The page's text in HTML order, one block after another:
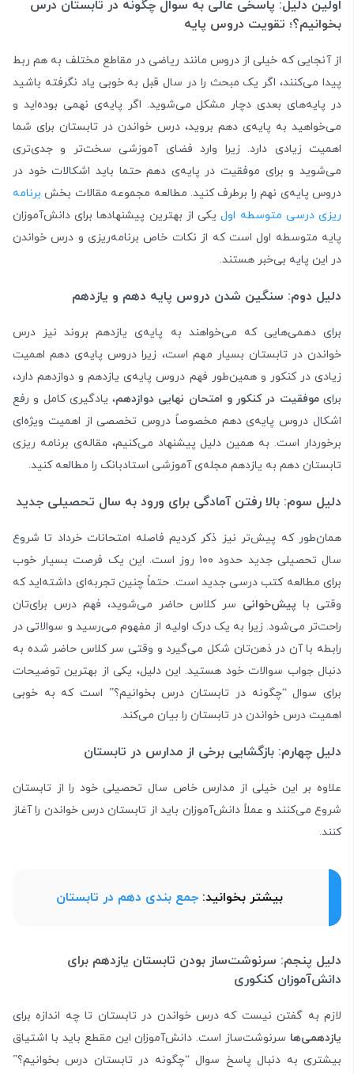
اولین دلیل: پاسخی عالی به سوال چگونه در تابستان درس
بخوانیم؟؛ تقویت دروس پایه
از آنجایی که خیلی از دروس مانند ریاضی در مقاطع مختلف به هم ربط
پیدا می‌کنند، اگر یک مبحث را در سال قبل به خوبی یاد نگرفته باشید
در پایه‌های بعدی دچار مشکل می‌شوید. اگر پایه‌ی نهمی بوده‌اید و
می‌خواهید به پایه‌ی دهم بروید، درس خواندن در تابستان برای شما
اهمیت زیادی دارد. زیرا وارد فضای آموزشی سخت‌تر و جدی‌تری
می‌شوید و برای موفقیت در پایه‌ی دهم حتما باید اشکالات خود در
دروس پایه‌ی نهم را برطرف کنید. مطالعه مجموعه مقالات بخش برنامه‌
ریزی درسی متوسطه اولیکی از بهترین پیشنهادها برای دانش‌آموزان
پایه متوسطه اول است که از نکات خاص برنامه‌ریزی و درس خواندن
در این پایه بی‌خبر هستند.
دلیل دوم: سنگین شدن دروس پایه دهم و یازدهم
برای دهمی‌هایی که می‌خواهند به پایه‌ی یازدهم بروند نیز درس
خواندن در تابستان بسیار مهم است، زیرا دروس پایه‌ی دهم اهمیت
زیادی در کنکور و همین‌طور فهم دروس پایه‌ی یازدهم و دوازدهم دارد،
برایموفقیت در کنکور و امتحان نهایی دوازدهم، یادگیری کامل و رفع
اشکال دروس پایه‌ی دهم مخصوصاً دروس تخصصی از اهمیت ویژه‌ای
برخوردار است. به همین دلیل پیشنهاد می‌کنیم، مقاله‌ی برنامه ریزی
تابستان دهم به یازدهم مجله‌ی آموزشی استادبانک را مطالعه کنید.
دلیل سوم: بالا رفتن آمادگی برای ورود به سال تحصیلی جدید
همان‌طور که پیش‌تر نیز ذکر کردیم فاصله امتحانات خرداد تا شروع
سال تحصیلی جدید حدود ۱۰۰ روز است. این یک فرصت بسیار خوب
برای مطالعه کتب درسی جدید است. حتماً چنین تجربه‌ای داشته‌اید که
وقتی با پیش‌خوانی سر کلاس حاضر می‌شوید، فهم درس برای‌تان
راحت‌تر می‌شود. زیرا به یک درک اولیه از مفهوم می‌رسید و سوالاتی در
رابطه با آن در ذهن‌تان شکل می‌گیرد و وقتی سر کلاس حاضر شده به
دنبال جواب سوالات خود هستید. این دلیل، یکی از بهترین توضیحات
برای سوال “چگونه در تابستان درس بخوانیم؟” است که به خوبی
اهمیت درس خواندن در تابستان را بیان می‌کند.
دلیل چهارم: بازگشایی برخی از مدارس در تابستان
علاوه بر این خیلی از مدارس خاص سال تحصیلی خود را از تابستان
شروع می‌کنند و عملاً دانش‌آموزان باید از تابستان درس خواندن را آغاز
کنند.
بیشتر بخوانید:جمع بندی دهم در تابستان
دلیل پنجم: سرنوشت‌ساز بودن تابستان یازدهم برای
دانش‌آموزان کنکوری
لازم به گفتن نیست که درس خواندن در تابستان تا چه اندازه برای
یازدهمی‌ها سرنوشت‌ساز است. دانش‌آموزان این مقطع باید با اشتیاق
بیشتری به دنبال پاسخ سوال “چگونه در تابستان درس بخوانیم؟”